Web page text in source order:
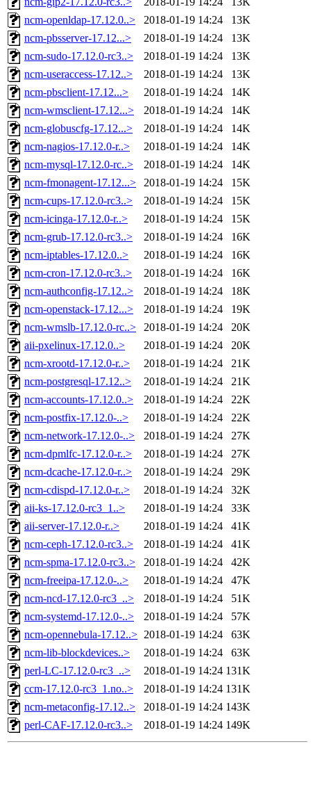
ncm-openldap-17.12.0..>
2018-01-19 14:24
13K
ncm-pbsserver-17.12...>
2018-01-19 14:24
13K
ncm-sudo-17.12.0-rc3..>
2018-01-19 14:24
13K
ncm-useraccess-17.12..>
2018-01-19 14:24
13K
ncm-pbsclient-17.12...>
2018-01-19 14:24
14K
ncm-wmsclient-17.12...>
2018-01-19 14:24
14K
ncm-globuscfg-17.12...>
2018-01-19 14:24
14K
ncm-nagios-17.12.0-r..>
2018-01-19 14:24
14K
ncm-mysql-17.12.0-rc..>
2018-01-19 14:24
14K
ncm-fmonagent-17.12...>
2018-01-19 14:24
15K
ncm-cups-17.12.0-rc3..>
2018-01-19 14:24
15K
ncm-icinga-17.12.0-r..>
2018-01-19 14:24
15K
ncm-grub-17.12.0-rc3..>
2018-01-19 14:24
16K
ncm-iptables-17.12.0..>
2018-01-19 14:24
16K
ncm-cron-17.12.0-rc3..>
2018-01-19 14:24
16K
ncm-authconfig-17.12..>
2018-01-19 14:24
18K
ncm-openstack-17.12...>
2018-01-19 14:24
19K
ncm-wmslb-17.12.0-rc..>
2018-01-19 14:24
20K
aii-pxelinux-17.12.0..>
2018-01-19 14:24
20K
ncm-xrootd-17.12.0-r..>
2018-01-19 14:24
21K
ncm-postgresql-17.12..>
2018-01-19 14:24
21K
ncm-accounts-17.12.0..>
2018-01-19 14:24
22K
ncm-postfix-17.12.0-..>
2018-01-19 14:24
22K
ncm-network-17.12.0-..>
2018-01-19 14:24
27K
ncm-dpmlfc-17.12.0-r..>
2018-01-19 14:24
27K
ncm-dcache-17.12.0-r..>
2018-01-19 14:24
29K
ncm-cdispd-17.12.0-r..>
2018-01-19 14:24
32K
aii-ks-17.12.0-rc3_1..>
2018-01-19 14:24
33K
aii-server-17.12.0-r..>
2018-01-19 14:24
41K
ncm-ceph-17.12.0-rc3..>
2018-01-19 14:24
41K
ncm-spma-17.12.0-rc3..>
2018-01-19 14:24
42K
ncm-freeipa-17.12.0-..>
2018-01-19 14:24
47K
ncm-ncd-17.12.0-rc3_..>
2018-01-19 14:24
51K
ncm-systemd-17.12.0-..>
2018-01-19 14:24
57K
ncm-opennebula-17.12..> 2018-01-19 14:24
63K
ncm-lib-blockdevices..>
2018-01-19 14:24
63K
perl-LC-17.12.0-rc3_..>
2018-01-19 14:24 131K
ccm-17.12.0-rc3_1.no..>
2018-01-19 14:24 131K
ncm-metaconfig-17.12..>
2018-01-19 14:24 143K
perl-CAF-17.12.0-rc3..>
2018-01-19 14:24 149K